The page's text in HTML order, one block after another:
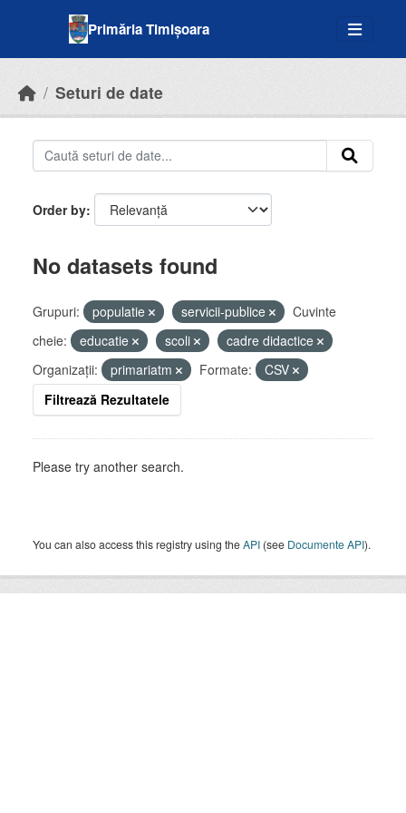
Primăria Timișoara
Seturi de date
Order by
No datasets found
Grupuri: populatie servicii-publice
Cuvinte
cheie:
educatie scoli
cadre didactice
Organizații:
primariatm Formate:
CSV
Filtrează Rezultatele
Please try another search.
You can also access this registry using theAPI (see Documente API).